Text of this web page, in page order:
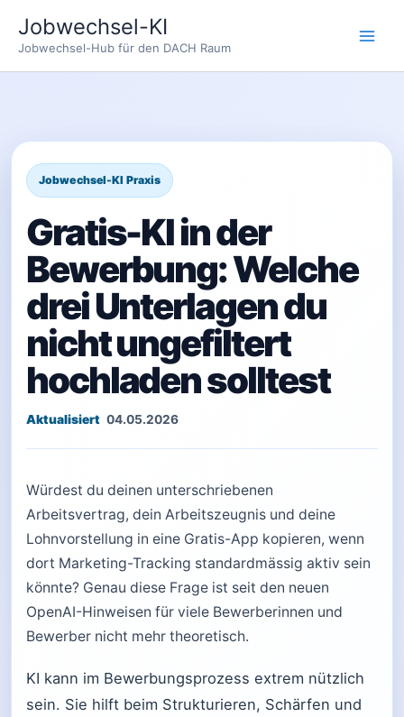
Inhalt
springen
Jobwechsel-KI
Jobwechsel-Hub für den DACH Raum
Gratis-KI in der
Bewerbung: Welche
drei Unterlagen du
nicht ungefiltert
hochladen solltest
04.05.2026
Würdest du deinen unterschriebenen
Arbeitsvertrag, dein Arbeitszeugnis und deine
Lohnvorstellung in eine Gratis-App kopieren, wenn
dort Marketing-Tracking standardmässig aktiv sein
könnte? Genau diese Frage ist seit den neuen
OpenAI-Hinweisen für viele Bewerberinnen und
Bewerber nicht mehr theoretisch.
KI kann im Bewerbungsprozess extrem nützlich
sein. Sie hilft beim Strukturieren, Schärfen und